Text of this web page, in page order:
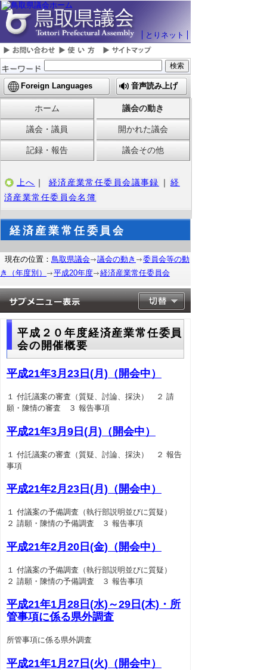
とりネット
Foreign Languages 音声読み上げ
ホーム 議会の動き
議会・議員 開かれた議会
記録・報告 議会その他
上へ ｜ 経済産業常任委員会議事録 ｜ 経
済産業常任委員会名簿
経済産業常任委員会
現在の位置： 鳥取県議会 議会の動き
委員会等の動
き（年度別）
平成20年度 経済産業常任委員会
平成２０年度経済産業常任委員
会の開催概要
平成21年3月23日(月)（開会中）
１ 付託議案の審査（質疑、討論、採決） ２ 請
願・陳情の審査 ３ 報告事項
平成21年3月9日(月)（開会中）
１ 付託議案の審査（質疑、討論、採決） ２ 報告
事項
平成21年2月23日(月)（開会中）
１ 付議案の予備調査（執行部説明並びに質疑）
２ 請願・陳情の予備調査 ３ 報告事項
平成21年2月20日(金)（開会中）
１ 付議案の予備調査（執行部説明並びに質疑）
２ 請願・陳情の予備調査 ３ 報告事項
平成21年1月28日(水)～29日(木)・所
管事項に係る県外調査
所管事項に係る県外調査
平成21年1月27日(火)（開会中）